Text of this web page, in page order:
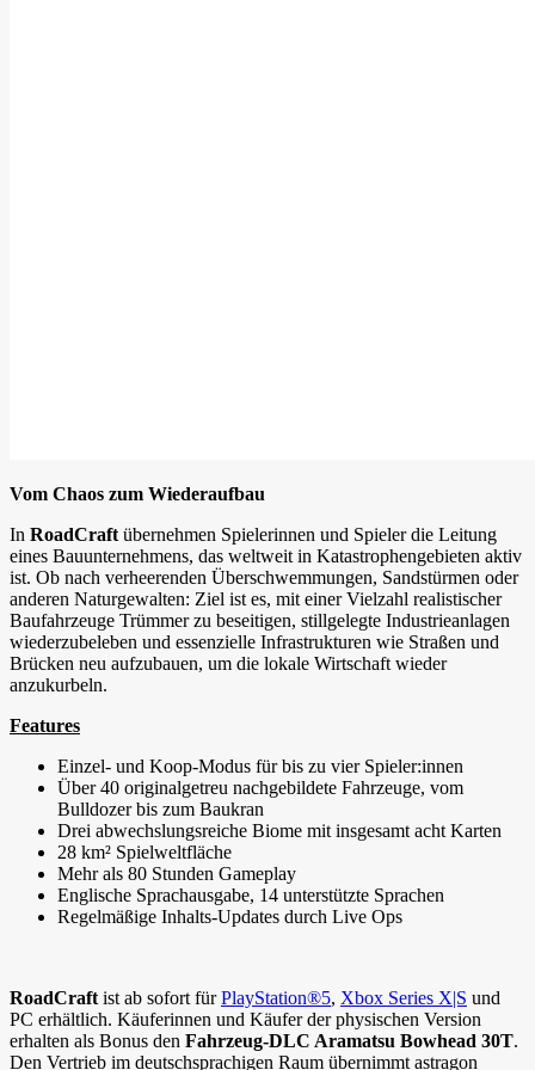
Vom Chaos zum Wiederaufbau
In RoadCraftübernehmen Spielerinnen und Spieler die Leitung
eines Bauunternehmens, das weltweit in Katastrophengebieten aktiv
ist. Ob nach verheerenden Überschwemmungen, Sandstürmen oder
anderen Naturgewalten: Ziel ist es, mit einer Vielzahl realistischer
Baufahrzeuge Trümmer zu beseitigen, stillgelegte Industrieanlagen
wiederzubeleben und essenzielle Infrastrukturen wie Straßen und
Brücken neu aufzubauen, um die lokale Wirtschaft wieder
anzukurbeln.
Features
Einzel- und Koop-Modus für bis zu vier Spieler:innen
Über 40 originalgetreu nachgebildete Fahrzeuge, vom
Bulldozer bis zum Baukran
Drei abwechslungsreiche Biome mit insgesamt acht Karten
28 km² Spielweltfläche
Mehr als 80 Stunden Gameplay
Englische Sprachausgabe, 14 unterstützte Sprachen
Regelmäßige Inhalts-Updates durch Live Ops
RoadCraftist ab sofort fürPlayStation®5, Xbox Series X|S und
PC erhältlich. Käuferinnen und Käufer der physischen Version
erhalten als Bonus den Fahrzeug-DLC Aramatsu Bowhead 30T.
Den Vertrieb im deutschsprachigen Raum übernimmt astragon